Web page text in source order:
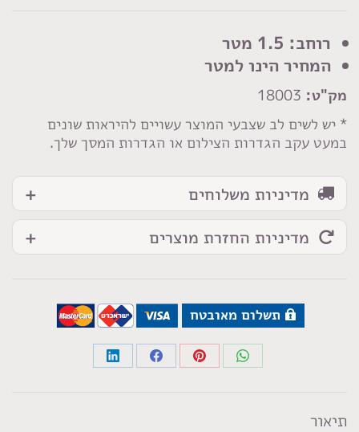
רוחב: 1.5 מטר
המחיר הינו למטר
מק"ט:
* יש לשים לב שצבעי המוצר עשויים להיראות שונים
במעט עקב הגדרות הצילום או הגדרות המסך שלך.
סאטן
מרוקן
ורוד
עתיק
מדיניות משלוחים
מדיניות החזרת מוצרים
תשלום מאובטח
Share
Share
Share
Share
תיאור